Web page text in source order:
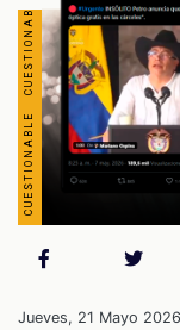
Jueves, 21 Mayo 2026